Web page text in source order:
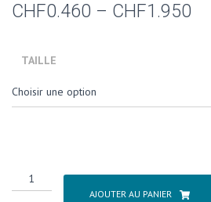
CHF0.460 – CHF1.950
TAILLE
AJOUTER AU PANIER